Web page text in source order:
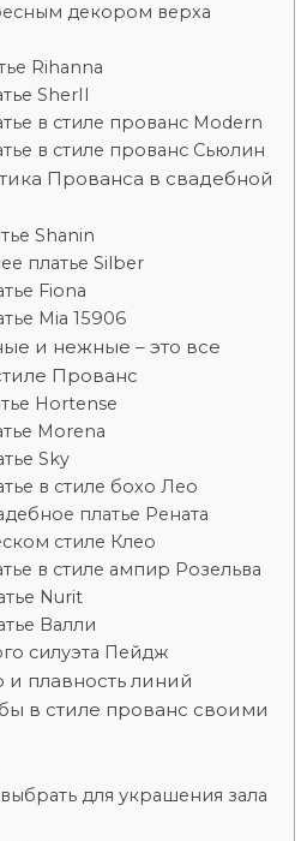
декором верха
Rihanna
SherIl
в стиле прованс Modern
в стиле прованс Сьюлин
Прованса в свадебной
Shanin
платье Silber
Fiona
Mia 15906
и нежные – это все
Прованс
Hortense
Morena
Sky
в стиле бохо Лео
платье Рената
стиле Клео
в стиле ампир Розельва
Nurit
Валли
силуэта Пейдж
плавность линий
в стиле прованс своими
для украшения зала